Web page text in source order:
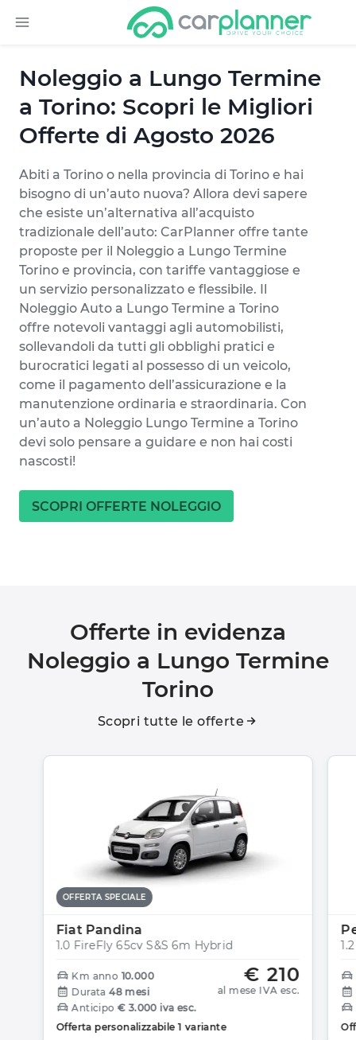
Noleggio a Lungo Termine
a Torino: Scopri le Migliori
Offerte di Agosto 2026
Abiti a Torino o nella provincia di Torino e hai
bisogno di un’auto nuova? Allora devi sapere
che esiste un’alternativa all’acquisto
tradizionale dell’auto: CarPlanner offre tante
proposte per il Noleggio a Lungo Termine
Torino e provincia, con tariffe vantaggiose e
un servizio personalizzato e flessibile. Il
Noleggio Auto a Lungo Termine a Torino
offre notevoli vantaggi agli automobilisti,
sollevandoli da tutti gli obblighi pratici e
burocratici legati al possesso di un veicolo,
come il pagamento dell’assicurazione e la
manutenzione ordinaria e straordinaria. Con
un’auto a Noleggio Lungo Termine a Torino
devi solo pensare a guidare e non hai costi
nascosti!
SCOPRI OFFERTE NOLEGGIO
Offerte in evidenza
Noleggio a Lungo Termine
Torino
Scopri tutte le offerte
OFFERTA SPECIALE
Fiat Pandina
1.0 FireFly 65cv S&S 6m Hybrid
€ 210
al mese IVA esc.
Km anno 10.000
Durata 48 mesi
Anticipo € 3.000 iva esc.
Offerta personalizzabile 1 variante